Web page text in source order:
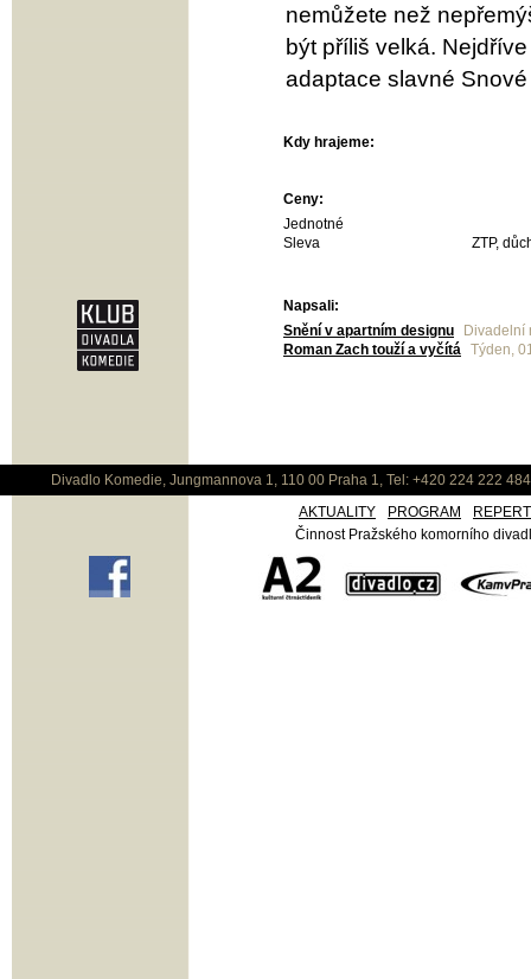
nemůžete než
být příliš velká.
adaptace slavné
Kdy hrajeme:
Ceny:
Jednotné
Sleva
ZTP,
Napsali:
Snění v apartním designu
Divadelní
Roman Zach touží a vyčítá Týden,
Divadlo Komedie, Jungmannova 1, 110 00 Praha 1, Tel: +420 224 222
AKTUALITY
PROGRAM
Činnost Pražského komorního